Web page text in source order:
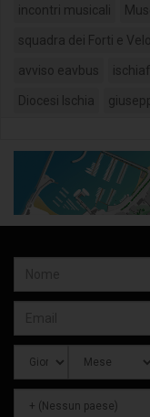
incontri musicali
squadra dei Forti e
avviso eavbus
Diocesi Ischia